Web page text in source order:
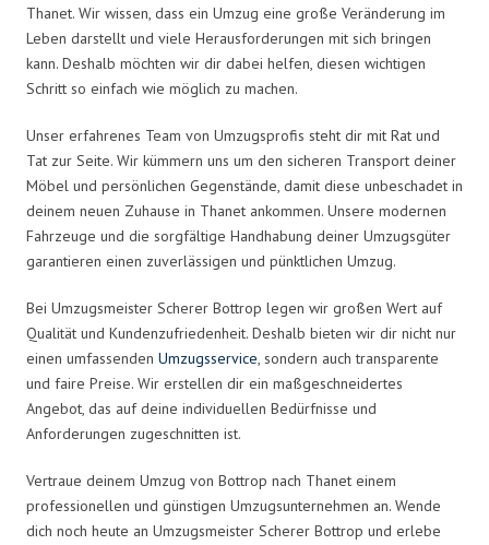
Thanet. Wir wissen, dass ein Umzug eine große Veränderung im
Leben darstellt und viele Herausforderungen mit sich bringen
kann. Deshalb möchten wir dir dabei helfen, diesen wichtigen
Schritt so einfach wie möglich zu machen.
Unser erfahrenes Team von Umzugsprofis steht dir mit Rat und
Tat zur Seite. Wir kümmern uns um den sicheren Transport deiner
Möbel und persönlichen Gegenstände, damit diese unbeschadet in
deinem neuen Zuhause in Thanet ankommen. Unsere modernen
Fahrzeuge und die sorgfältige Handhabung deiner Umzugsgüter
garantieren einen zuverlässigen und pünktlichen Umzug.
Bei Umzugsmeister Scherer Bottrop legen wir großen Wert auf
Qualität und Kundenzufriedenheit. Deshalb bieten wir dir nicht nur
einen umfassenden Umzugsservice, sondern auch transparente
und faire Preise. Wir erstellen dir ein maßgeschneidertes
Angebot, das auf deine individuellen Bedürfnisse und
Anforderungen zugeschnitten ist.
Vertraue deinem Umzug von Bottrop nach Thanet einem
professionellen und günstigen Umzugsunternehmen an. Wende
dich noch heute an Umzugsmeister Scherer Bottrop und erlebe